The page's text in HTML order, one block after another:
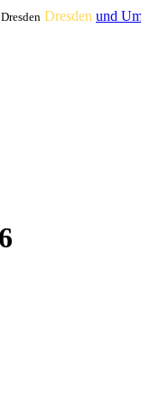
Dresden und